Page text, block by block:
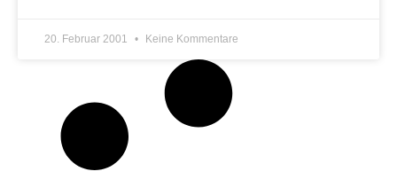
20. Februar 2001 Keine Kommentare